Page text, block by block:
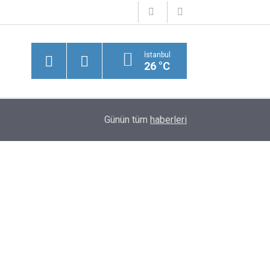
İstanbul
26 °C
Antakya'da Usulsüz Orman Kesimi İhbarı
Günün tüm haberleri